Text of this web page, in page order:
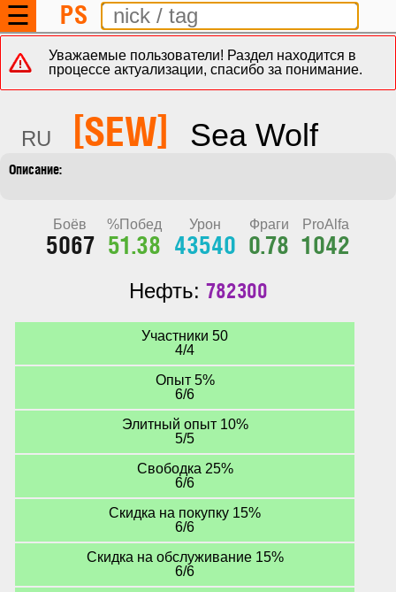
☰ PS
Уважаемые пользователи! Раздел находится в
процессе актуализации, спасибо за понимание.
RU [SEW] Sea Wolf
Боёв
5067
%Побед
51.38
Урон
43540
Фраги
0.78
ProAlfa
1042
Нефть: 782300
Участники 50
4/4
Опыт 5%
6/6
Элитный опыт 10%
5/5
Свободка 25%
6/6
Скидка на покупку 15%
6/6
Скидка на обслуживание 15%
6/6